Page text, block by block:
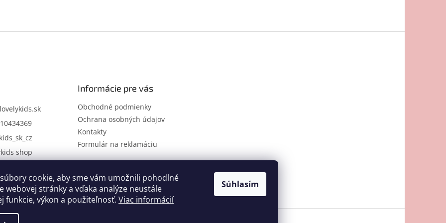
cookie, aby sme vám umožnili pohodlné
webovej stránky a vďaka analýze neustále
funkcie, výkon a použiteľnosť. Viac informácií
Súhlasím
lovelykids.sk
shop
Informácie pre vás
Obchodné podmienky
Ochrana osobných údajov
Kontakty
Formulár na reklamáciu
Kontakty Novinky